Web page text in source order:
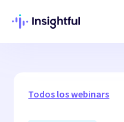
Todos los webinars